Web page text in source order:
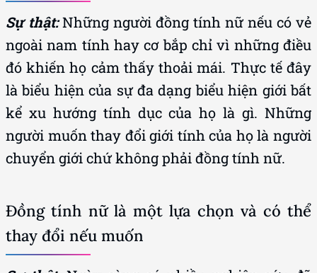
Sự thật:Những người đồng tính nữ nếu có vẻ
ngoài nam tính hay cơ bắp chỉ vì những điều
đó khiến họ cảm thấy thoải mái. Thực tế đây
là biểu hiện của sự đa dạng biểu hiện giới bất
kể xu hướng tính dục của họ là gì. Những
người muốn thay đổi giới tính của họ là người
chuyển giới chứ không phải đồng tính nữ.
Đồng tính nữ là một lựa chọn và có thể
thay đổi nếu muốn